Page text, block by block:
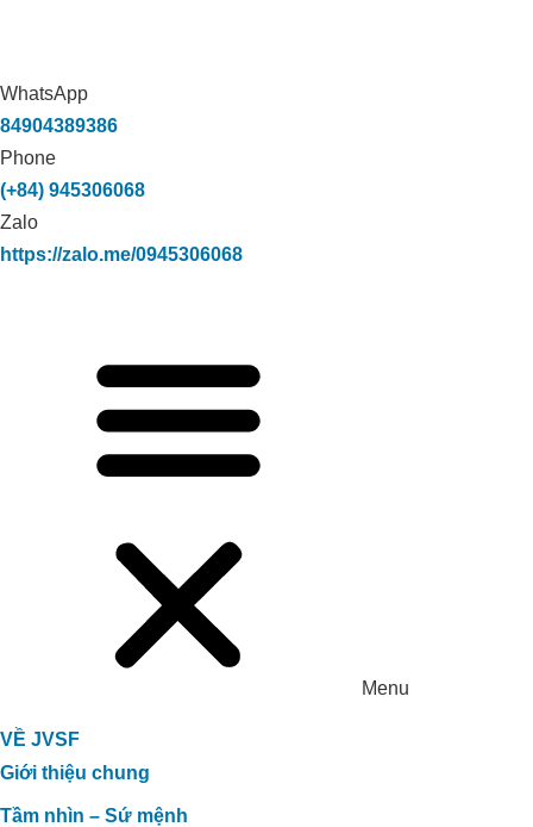
Rì _Bắc Cạn
WhatsApp
84904389386
Phone
(+84) 945306068
Zalo
https://zalo.me/0945306068
Menu
VỀ JVSF
Giới thiệu chung
Tầm nhìn – Sứ mệnh